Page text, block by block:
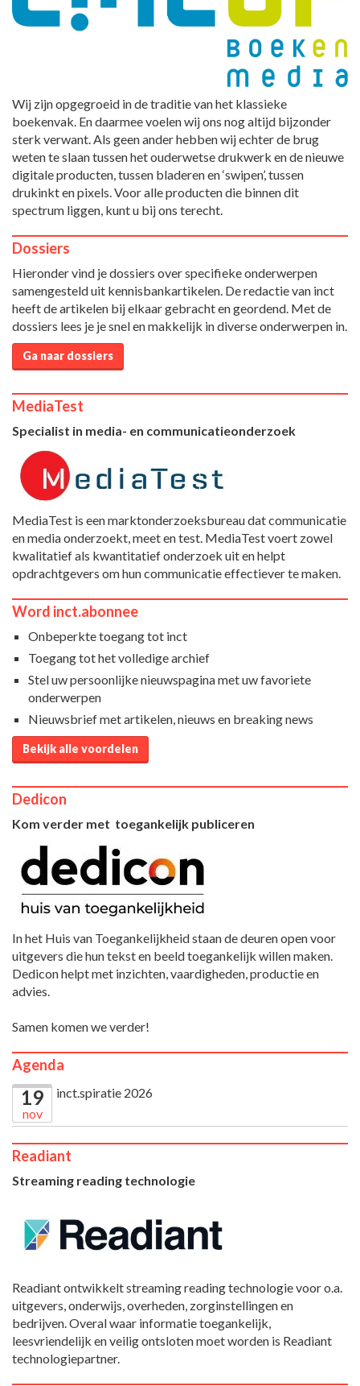
Wij zijn opgegroeid in de traditie van het klassieke
boekenvak. En daarmee voelen wij ons nog altijd bijzonder
sterk verwant. Als geen ander hebben wij echter de brug
weten te slaan tussen het ouderwetse drukwerk en de nieuwe
digitale producten, tussen bladeren en ‘swipen’, tussen
drukinkt en pixels. Voor alle producten die binnen dit
spectrum liggen, kunt u bij ons terecht.
Dossiers
Hieronder vind je dossiers over specifieke onderwerpen
samengesteld uit kennisbankartikelen. De redactie van inct
heeft de artikelen bij elkaar gebracht en geordend. Met de
dossiers lees je je snel en makkelijk in diverse onderwerpen in.
Ga naar dossiers
MediaTest
Specialist in media- en communicatieonderzoek
MediaTest is een marktonderzoeksbureau dat communicatie
en media onderzoekt, meet en test. MediaTest voert zowel
kwalitatief als kwantitatief onderzoek uit en helpt
opdrachtgevers om hun communicatie effectiever te maken.
Word inct.abonnee
Onbeperkte toegang tot inct
Toegang tot het volledige archief
Stel uw persoonlijke nieuwspagina met uw favoriete
onderwerpen
Nieuwsbrief met artikelen, nieuws en breaking news
Bekijk alle voordelen
Dedicon
Kom verder met toegankelijk publiceren
In het Huis van Toegankelijkheid staan de deuren open voor
uitgevers die hun tekst en beeld toegankelijk willen maken.
Dedicon helpt met inzichten, vaardigheden, productie en
advies.
Samen komen we verder!
Agenda
19
nov
inct.spiratie 2026
Readiant
Streaming reading technologie
Readiant ontwikkelt streaming reading technologie voor o.a.
uitgevers, onderwijs, overheden, zorginstellingen en
bedrijven. Overal waar informatie toegankelijk,
leesvriendelijk en veilig ontsloten moet worden is Readiant
technologiepartner.